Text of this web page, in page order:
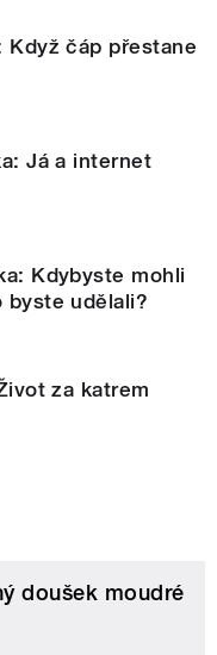
Když čáp přestane
Já a internet
Kdybyste mohli
udělali?
za katrem
doušek moudré